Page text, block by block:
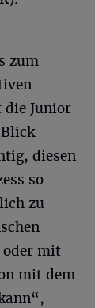
zum
die Junior
diesen
so
zu
oder mit
mit dem